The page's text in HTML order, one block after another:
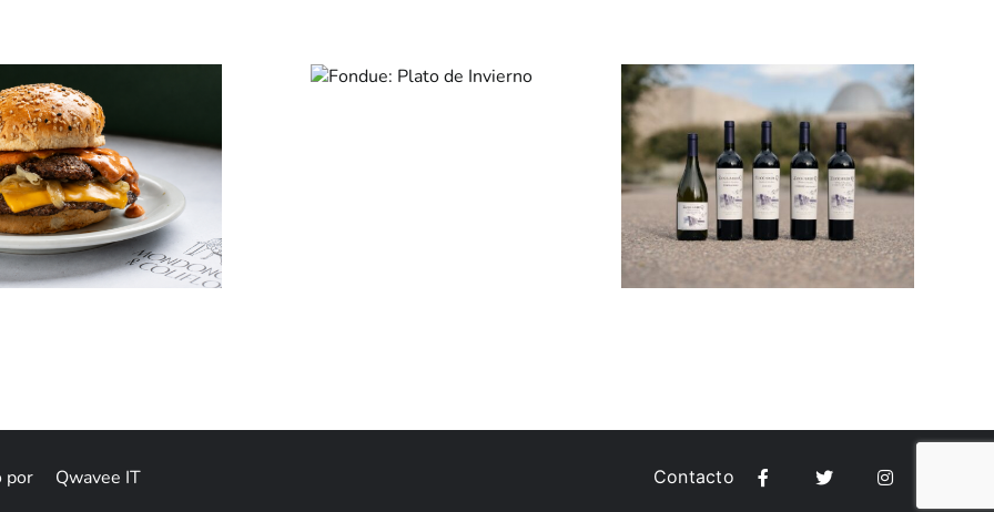
Fondue:
Invierno
«Bodega
Zuccardi» Valle
de Uco cosechó
14 calificaciones
perfectas
por Qwavee IT Contacto